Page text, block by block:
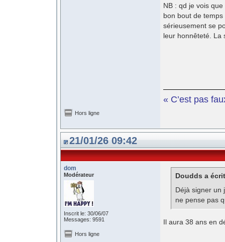
NB : qd je vois
bon bout de
sérieusement se
leur honnêteté.
« C’est pas
Hors ligne
21/01/26 09:42
dom
Modérateur
Inscrit le: 30/06/07
Messages: 9591
Doudds a
Déjà signer un
ne pense pas
Il aura 38 ans en
Hors ligne